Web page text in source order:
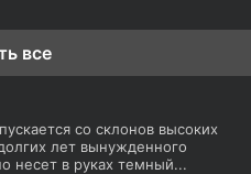
все
со склонов высоких
лет вынужденного
несет в руках темный...